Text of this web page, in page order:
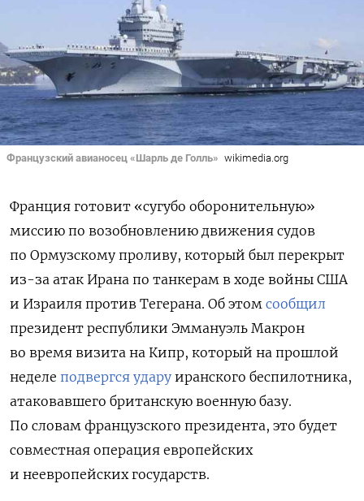
Французский авианосец «Шарль де Голль» wikimedia.org
Франция готовит «сугубо оборонительную»
миссию по возобновлению движения судов
по Ормузскому проливу, который был перекрыт
из-за атак Ирана по танкерам в ходе войны США
и Израиля против Тегерана. Об этом сообщил
президент республики Эммануэль Макрон
во время визита на Кипр, который на прошлой
неделе подвергся удару иранского беспилотника,
атаковавшего британскую военную базу.
По словам французского президента, это будет
совместная операция европейских
и неевропейских государств.